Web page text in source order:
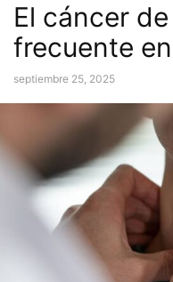
El cáncer
frecuente
septiembre 25, 2025